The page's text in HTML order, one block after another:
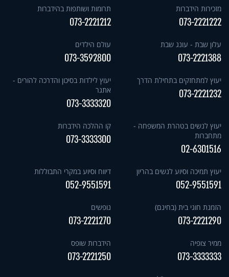
מזכירות הידברות
073-2221222
תרומות ושותפות בהידברות
073-2221212
עלון שבת - עונג שבת
073-2221388
עולם הילדים
073-3592800
יעוץ למתחזקים בתחילת הדרך
073-2221232
יעוץ לילדות בסיכון והדרכה להורים -
אתגר
073-3333320
יעוץ לנשים בטהרת המשפחה -
מתחברות
02-6301516
קו ההלכה הידברות
073-3333300
יעוץ תמיכה וסיוע לנשים בהריון
052-9551591
דיווח וסיוע במקרי התבוללות
052-9551591
הזמנת חוגי בית (בחינם)
073-2221290
נופשים
073-2221270
ממיר צופיה
073-3333333
הידברות שופס
073-2221250